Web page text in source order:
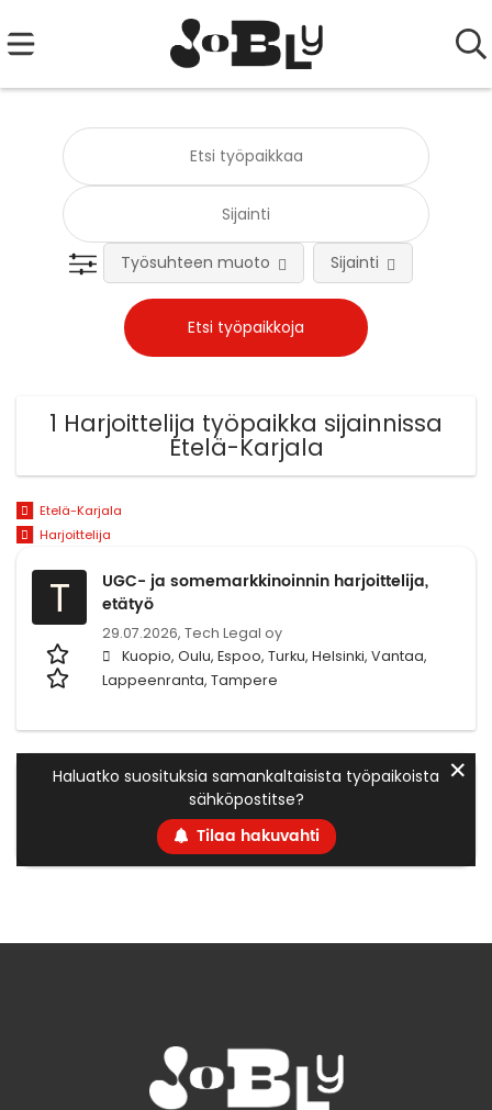
Työsuhteen muoto Sijainti
1 Harjoittelija työpaikka sijainnissa
Etelä-Karjala
Etelä-Karjala
Harjoittelija
T
UGC- ja somemarkkinoinnin harjoittelija,
etätyö
29.07.2026, Tech Legal oy
Kuopio, Oulu, Espoo, Turku, Helsinki, Vantaa,
Lappeenranta, Tampere
Haluatko suosituksia samankaltaisista työpaikoista
sähköpostitse?
Tilaa hakuvahti
✕